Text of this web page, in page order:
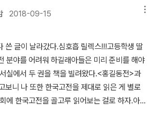
로스의 붉은색 옷은 성인의 축일(12월 6일)에
들이 입던 붉은색 주교복에서 유래했다는 설이
으로 들어간 니콜라오> , p200 이번 주에 읽은
니콜라오>는 가난한 이들을 성(聖) 니콜라오
Myra, 270 ~ 343)에 대한 이야기다. 부자
만, 그 유산을 모두 사회적 약자를 위해 사용한
날 크리스마스의 산타 할아버지의 기원으로 연
온 것 같구나. 이제는 5학년이 되어 산타 할아
2018-09-15
쓴 글이 날라갔다.심호흡 릴렉스!!!고등학생 딸
분야를 어려워 하길래아들은 미리 준비를 해야
실에서 두 권을 책을 빌려왔다.<홍길동전>과
보니 나 또한 한국고전을 제대로 읽은 게 별로
에 한국고전을 골고루 읽어보는 걸로 하자.아